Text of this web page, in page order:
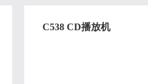
C538 CD播放机